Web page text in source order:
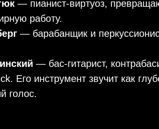
— пианист-виртуоз,
работу.
— барабанщик и
— бас-гитарист,
Его инструмент звучит как
голос.